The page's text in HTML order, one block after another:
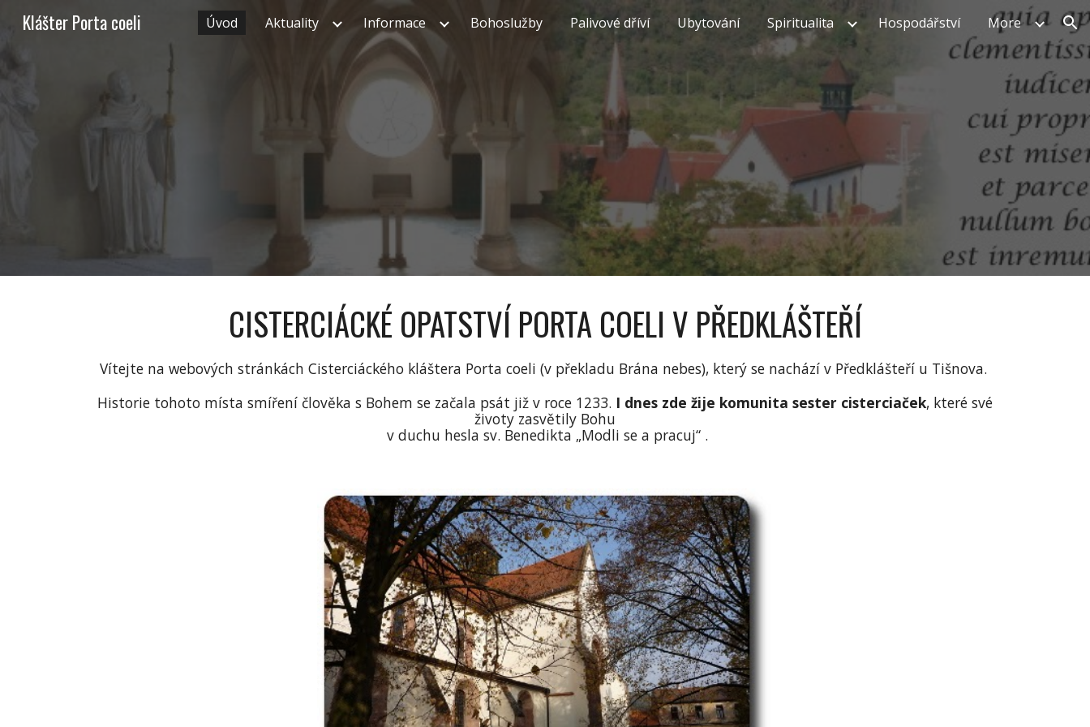
Skip to main content Skip to navigation
Klášter Porta coeli Úvod Aktuality Informace Bohoslužby Palivové dříví Ubytování Spiritualita Hospodářství More
CISTERCIÁCKÉ OPATSTVÍ PORTA COELI V PŘEDKLÁŠTEŘÍ
Vítejte na webových stránkách Cisterciáckého kláštera Porta coeli (v překladu Brána nebes), který se nachází v Předklášteří u Tišnova.
Historie tohoto místa smíření člověka s Bohem se začala psát již v roce 1233. I dnes zde žije komunita sester cisterciaček, které své
životy zasvětily Bohu
v duchu hesla sv. Benedikta „Modli se a pracuj“ .